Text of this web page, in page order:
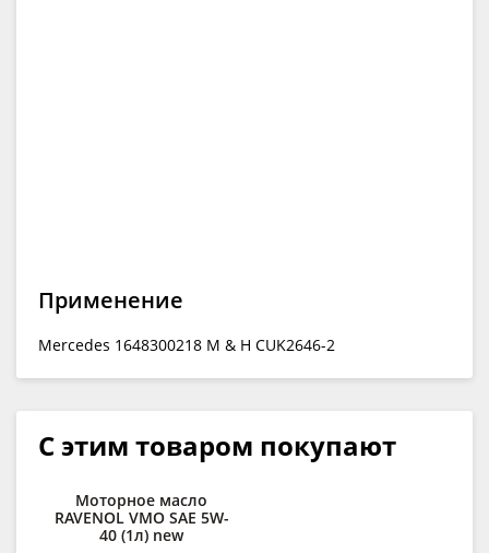
Применение
Mercedes 1648300218 М & H CUK2646-2
С этим товаром покупают
Моторное масло
RAVENOL VMO SAE 5W-
40 (1л) new